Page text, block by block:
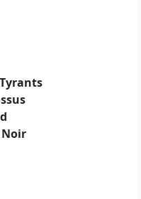
Noir